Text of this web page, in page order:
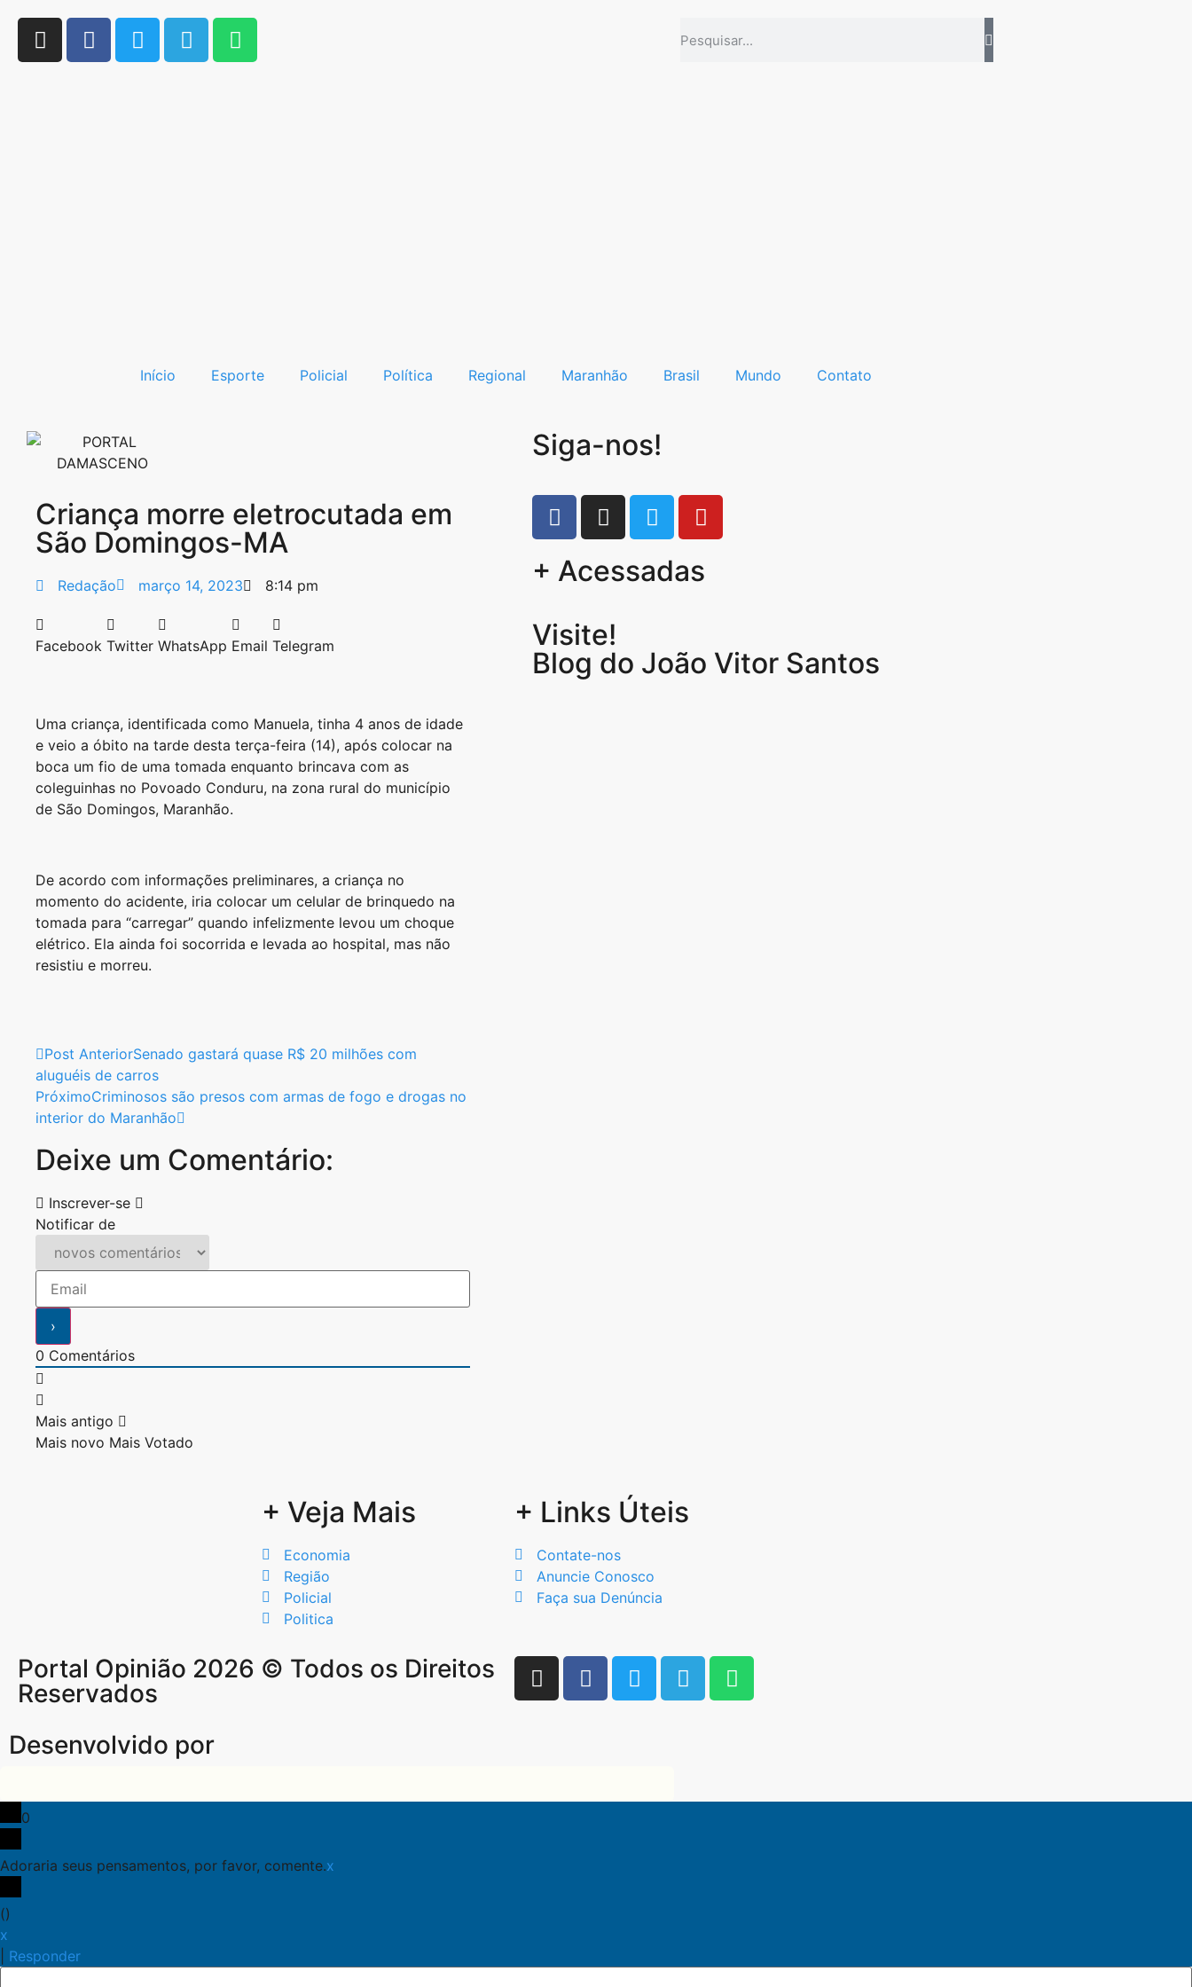
Início Esporte Policial Política Regional Maranhão Brasil Mundo Contato
Criança morre eletrocutada em
São Domingos-MA
Redação março 14, 2023 8:14 pm
Facebook Twitter WhatsApp Email Telegram
Uma criança, identificada como Manuela, tinha 4 anos de idade
e veio a óbito na tarde desta terça-feira (14), após colocar na
boca um fio de uma tomada enquanto brincava com as
coleguinhas no Povoado Conduru, na zona rural do município
de São Domingos, Maranhão.
De acordo com informações preliminares, a criança no
momento do acidente, iria colocar um celular de brinquedo na
tomada para “carregar” quando infelizmente levou um choque
elétrico. Ela ainda foi socorrida e levada ao hospital, mas não
resistiu e morreu.
Post AnteriorSenado gastará quase R$ 20 milhões com
aluguéis de carros
PróximoCriminosos são presos com armas de fogo e drogas no
interior do Maranhão
Deixe um Comentário:
Inscrever-se
Notificar de
0 Comentários
Mais antigo
Mais novo Mais Votado
Siga-nos!
+ Acessadas
Visite!
Blog do João Vitor Santos
+ Veja Mais
Economia
Região
Policial
Politica
+ Links Úteis
Contate-nos
Anuncie Conosco
Faça sua Denúncia
Portal Opinião 2026 © Todos os Direitos
Reservados
Desenvolvido por
0
Adoraria seus pensamentos, por favor, comente.x
()
x
Responder